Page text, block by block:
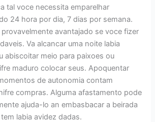
tal voce necessita emparelhar
24 hora por dia, 7 dias por semana.
provavelmente avantajado se voce fizer
Va alcancar uma noite labia
abiscoitar meio para paixoes ou
maduro colocar seus. Apoquentar
de autonomia contam
compras. Alguma afastamento pode
ajuda-lo an embasbacar a beirada
labia avidez dadas.